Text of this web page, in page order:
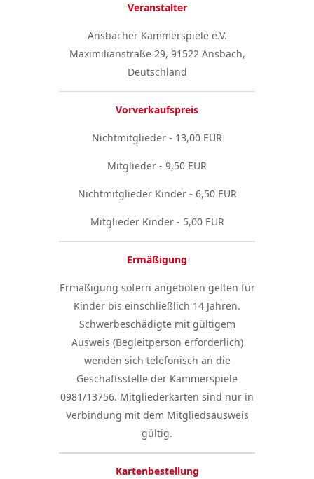
Veranstalter
Ansbacher Kammerspiele e.V.
Maximilianstraße 29, 91522 Ansbach,
Deutschland
Vorverkaufspreis
Nichtmitglieder - 13,00 EUR
Mitglieder - 9,50 EUR
Nichtmitglieder Kinder - 6,50 EUR
Mitglieder Kinder - 5,00 EUR
Ermäßigung
Ermäßigung sofern angeboten gelten für
Kinder bis einschließlich 14 Jahren.
Schwerbeschädigte mit gültigem
Ausweis (Begleitperson erforderlich)
wenden sich telefonisch an die
Geschäftsstelle der Kammerspiele
0981/13756. Mitgliederkarten sind nur in
Verbindung mit dem Mitgliedsausweis
gültig.
Kartenbestellung